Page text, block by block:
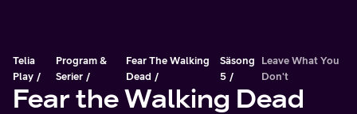
Telia
Play
Program &
Serier
Fear The Walking
Dead
Säsong
5
Leave What You
Don't
Fear the Walking Dead